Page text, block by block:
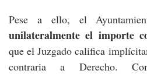
Pese a ello, el
unilateralmente el importe
que el Juzgado califica
contraria a Derecho.